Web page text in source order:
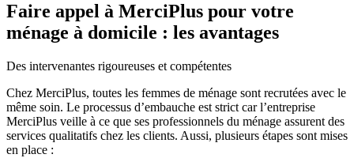
Faire appel à MerciPlus pour votre
ménage à domicile : les avantages
Des intervenantes rigoureuses et compétentes
Chez MerciPlus, toutes les femmes de ménage sont recrutées avec le
même soin. Le processus d’embauche est strict car l’entreprise
MerciPlus veille à ce que ses professionnels du ménage assurent des
services qualitatifs chez les clients. Aussi, plusieurs étapes sont mises
en place :